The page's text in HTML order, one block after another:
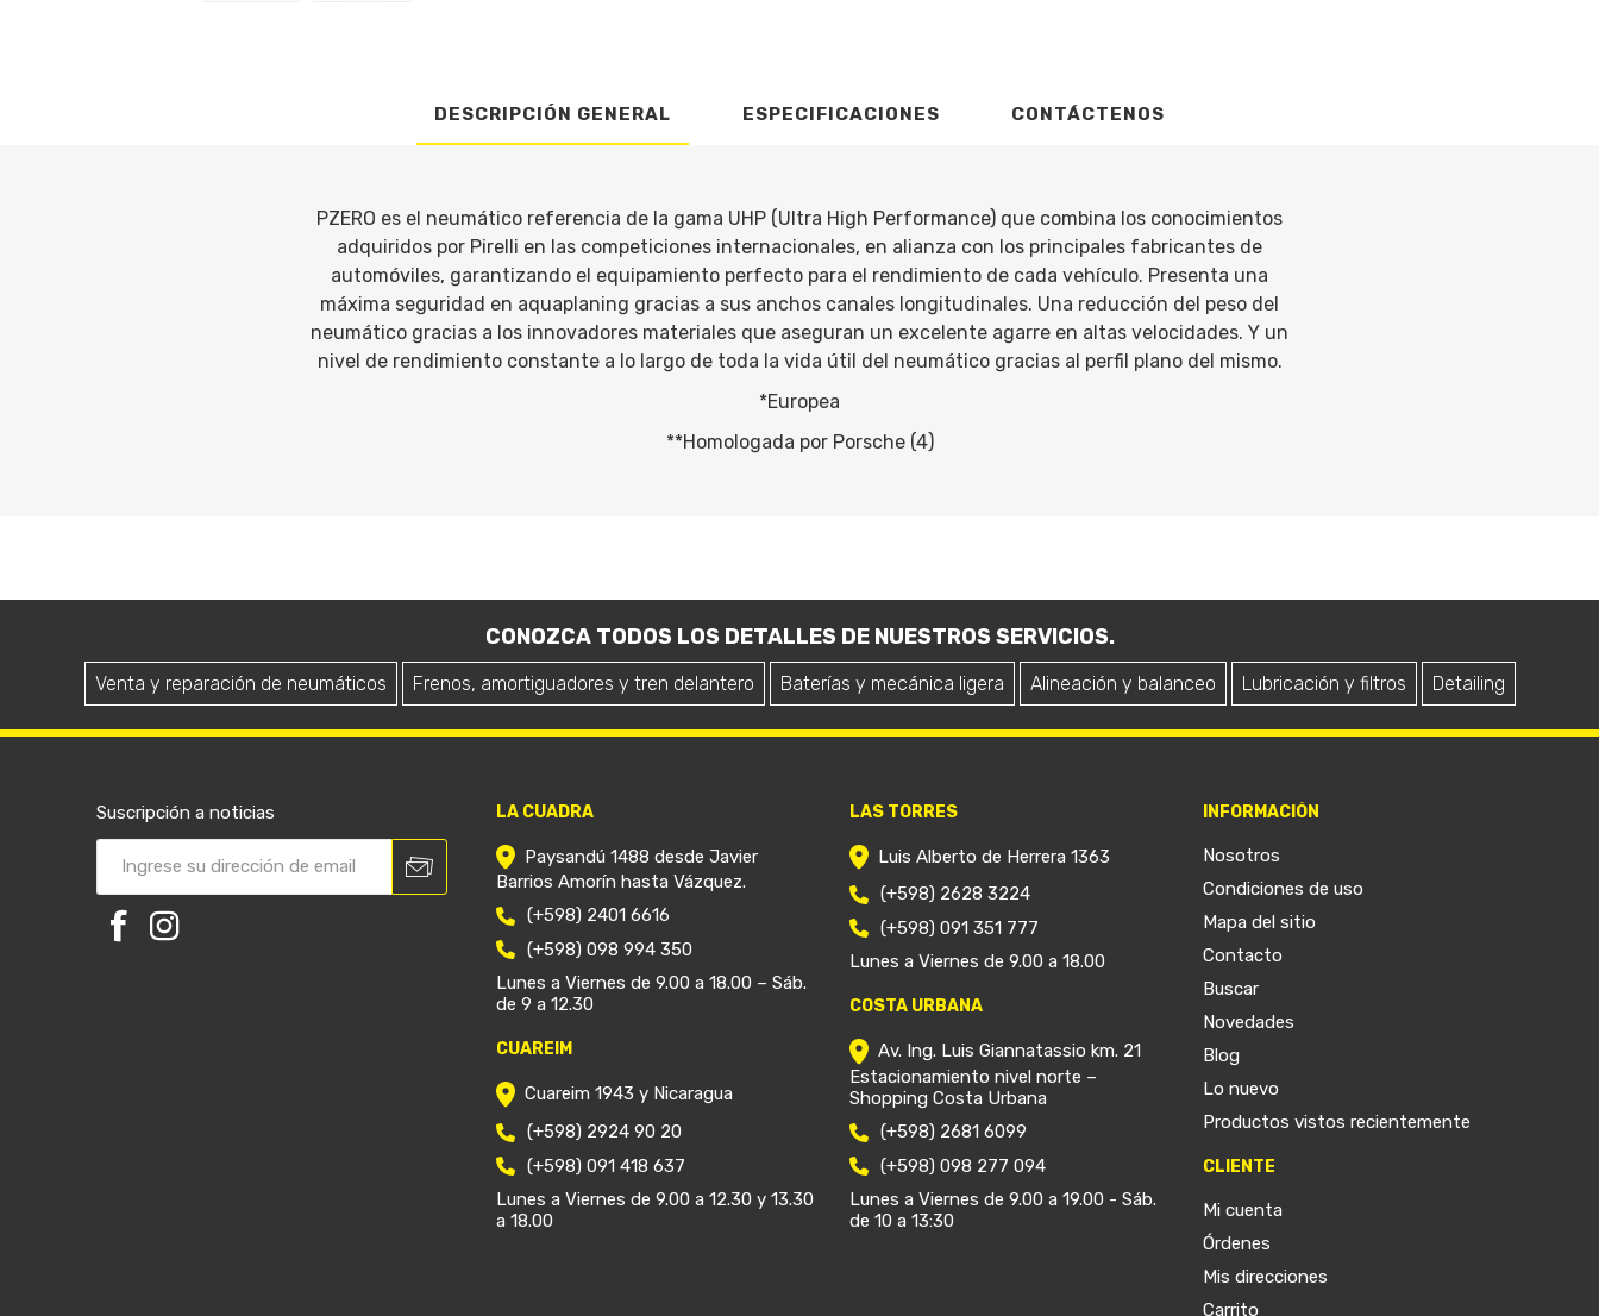
DESCRIPCIÓN GENERAL ESPECIFICACIONES CONTÁCTENOS
PZERO es el neumático referencia de la gama UHP (Ultra High Performance) que combina los conocimientos
adquiridos por Pirelli en las competiciones internacionales, en alianza con los principales fabricantes de
automóviles, garantizando el equipamiento perfecto para el rendimiento de cada vehículo. Presenta una
máxima seguridad en aquaplaning gracias a sus anchos canales longitudinales. Una reducción del peso del
neumático gracias a los innovadores materiales que aseguran un excelente agarre en altas velocidades. Y un
nivel de rendimiento constante a lo largo de toda la vida útil del neumático gracias al perfil plano del mismo.
*Europea
**Homologada por Porsche (4)
CONOZCA TODOS LOS DETALLES DE NUESTROS SERVICIOS.
Venta y reparación de neumáticos Frenos, amortiguadores y tren delantero Baterías y mecánica ligera Alineación y balanceo Lubricación y filtros Detailing
Suscripción a noticias LA CUADRA
Paysandú 1488 desde Javier
Barrios Amorín hasta Vázquez.
(+598) 2401 6616
(+598) 098 994 350
Lunes a Viernes de 9.00 a 18.00 – Sáb.
de 9 a 12.30
CUAREIM
Cuareim 1943 y Nicaragua
(+598) 2924 90 20
(+598) 091 418 637
Lunes a Viernes de 9.00 a 12.30 y 13.30
a 18.00
LAS TORRES
Luis Alberto de Herrera 1363
(+598) 2628 3224
(+598) 091 351 777
Lunes a Viernes de 9.00 a 18.00
COSTA URBANA
Av. Ing. Luis Giannatassio km. 21
Estacionamiento nivel norte –
Shopping Costa Urbana
(+598) 2681 6099
(+598) 098 277 094
Lunes a Viernes de 9.00 a 19.00 - Sáb.
de 10 a 13:30
INFORMACIÓN
Nosotros
Condiciones de uso
Mapa del sitio
Contacto
Buscar
Novedades
Blog
Lo nuevo
Productos vistos recientemente
CLIENTE
Mi cuenta
Órdenes
Mis direcciones
Carrito